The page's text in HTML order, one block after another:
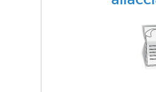
FAI LA RICHIESTA